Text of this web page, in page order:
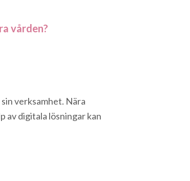
vården?
verksamhet. Nära
av digitala lösningar kan